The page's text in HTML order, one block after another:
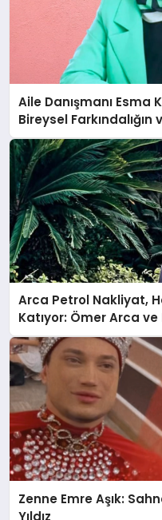
Aile Danışmanı Esma
Bireysel Farkındalığın
Anlatıyor
Arca Petrol Nakliyat,
Katıyor: Ömer Arca
Güçlü Yatırım
Zenne Emre Aşık:
Yıldız